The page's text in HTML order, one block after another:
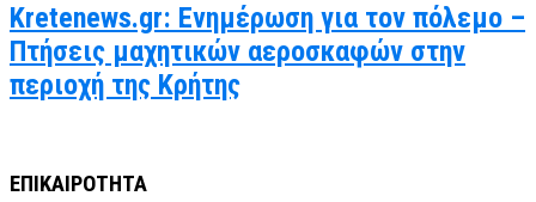
Kretenews.gr: Ενημέρωση για τον πόλεμο –
Πτήσεις μαχητικών αεροσκαφών στην
περιοχή της Κρήτης
ΕΠΙΚΑΙΡΟΤΗΤΑ